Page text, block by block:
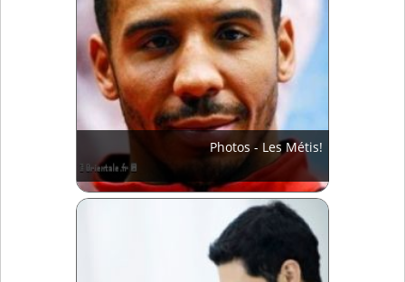
Photos - Les Métis!